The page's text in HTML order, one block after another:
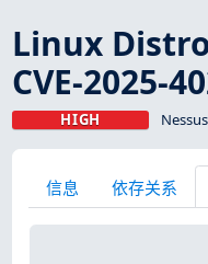
Linux
CVE-2025-
HIGH
信息 依存关系